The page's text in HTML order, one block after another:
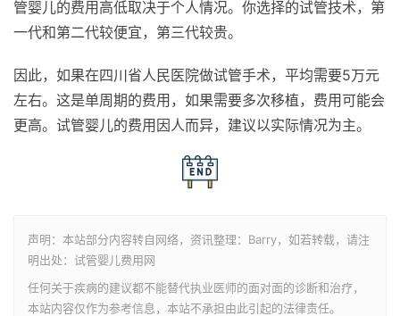
管婴儿的费用高低取决于个人情况。你选择的试管技术，第
一代和第二代较便宜，第三代较贵。
因此，如果在四川省人民医院做试管手术，平均需要5万元
左右。这是单周期的费用，如果需要多次移植，费用可能会
更高。试管婴儿的费用因人而异，建议以实际情况为主。
声明：本站部分内容转自网络，资讯整理：Barry，如若转载，请注
明出处：试管婴儿费用网
任何关于疾病的建议都不能替代执业医师的面对面的诊断和治疗，
本站内容仅作为参考信息，本站不承担由此引起的法律责任。